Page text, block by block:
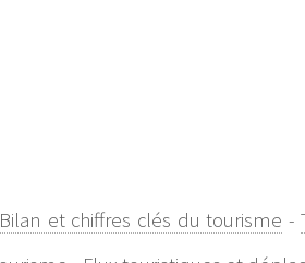
Bilan et chiffres clés du tourisme -